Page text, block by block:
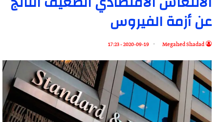
عن أزمة الفيروس
Megahed Shadad
2020-09-19 - 17:23